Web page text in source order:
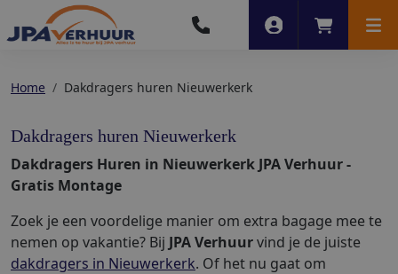
Account
Home Dakdragers huren Nieuwerkerk
Dakdragers huren Nieuwerkerk
Dakdragers Huren in Nieuwerkerk JPA Verhuur -
Gratis Montage
Zoek je een voordelige manier om extra bagage mee te
nemen op vakantie? Bij JPA Verhuurvind je de juiste
dakdragers in Nieuwerkerk. Of het nu gaat om